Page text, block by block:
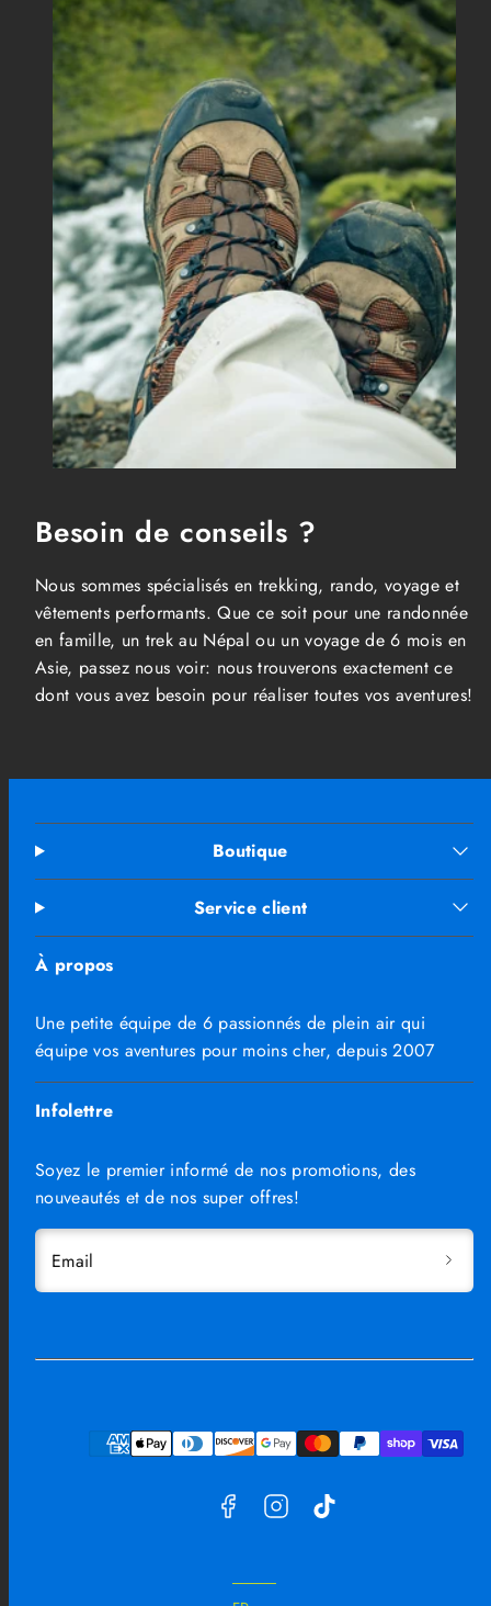
Besoin de conseils ?
Nous sommes spécialisés en trekking, rando, voyage et
vêtements performants. Que ce soit pour une randonnée
en famille, un trek au Népal ou un voyage de 6 mois en
Asie, passez nous voir: nous trouverons exactement ce
dont vous avez besoin pour réaliser toutes vos aventures!
Boutique
Service client
À propos
Une petite équipe de 6 passionnés de plein air qui
équipe vos aventures pour moins cher, depuis 2007
Infolettre
Soyez le premier informé de nos promotions, des
nouveautés et de nos super offres!
Email
Moyens
paiement
Facebook
Instagram